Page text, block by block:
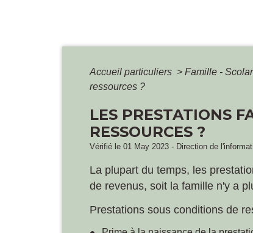
Accueil particuliers > Famille -
ressources ?
LES PRESTATIONS
RESSOURCES ?
Vérifié le 01 May 2023 - Direction de
La plupart du temps, les
de revenus, soit la famille n'y a
Prestations sous conditions de